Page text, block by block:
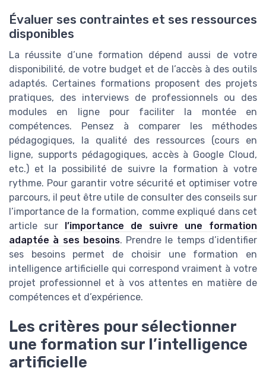
Évaluer ses contraintes et ses ressources
disponibles
La réussite d’une formation dépend aussi de votre
disponibilité, de votre budget et de l’accès à des outils
adaptés. Certaines formations proposent des projets
pratiques, des interviews de professionnels ou des
modules en ligne pour faciliter la montée en
compétences. Pensez à comparer les méthodes
pédagogiques, la qualité des ressources (cours en
ligne, supports pédagogiques, accès à Google Cloud,
etc.) et la possibilité de suivre la formation à votre
rythme. Pour garantir votre sécurité et optimiser votre
parcours, il peut être utile de consulter des conseils sur
l’importance de la formation, comme expliqué dans cet
article sur
l’importance de suivre une formation
adaptée à ses besoins. Prendre le temps d’identifier
ses besoins permet de choisir une formation en
intelligence artificielle qui correspond vraiment à votre
projet professionnel et à vos attentes en matière de
compétences et d’expérience.
Les critères pour sélectionner
une formation sur l’intelligence
artificielle